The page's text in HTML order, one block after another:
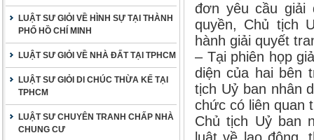
LUẬT SƯ GIỎI VỀ HÌNH SỰ TẠI THÀNH
PHỐ HỒ CHÍ MINH
LUẬT SƯ GIỎI VỀ NHÀ ĐẤT TẠI TPHCM
LUẬT SƯ GIỎI DI CHÚC THỪA KẾ TẠI
TPHCM
LUẬT SƯ CHUYÊN TRANH CHẤP NHÀ
CHUNG CƯ
đơn yêu cầu giải
quyền, Chủ tịch
hành giải quyết
– Tại phiên họp
diện của hai bên
tịch Uỷ ban nhân
chức có liên quan
Chủ tịch Uỷ ban